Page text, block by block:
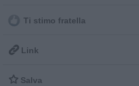
Ti stimo fratella
 Link
 Salva